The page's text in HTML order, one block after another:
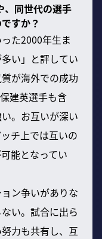
、同世代の選手
すか？
た2000年生ま
い」と評してい
が海外での成功
建英選手も含
。お互いが深い
チ上では互いの
能となってい
ン争いがありな
い。試合に出ら
力も共有し、互